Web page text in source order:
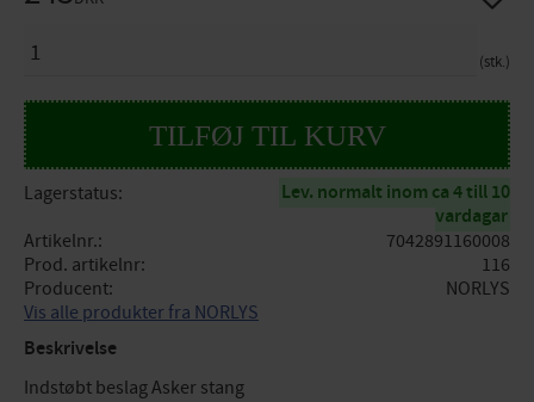
stk.
Lagerstatus
Lev. normalt inom ca 4 till 10
vardagar
Artikelnr.
7042891160008
Prod. artikelnr
116
Producent
NORLYS
Vis alle produkter fra NORLYS
Beskrivelse
Indstøbt beslag Asker stang